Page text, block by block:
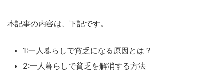
本記事の内容は、下記です。
1:一人暮らしで貧乏になる原因とは？
2:一人暮らしで貧乏を解消する方法